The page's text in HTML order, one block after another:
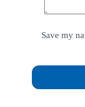
Save my